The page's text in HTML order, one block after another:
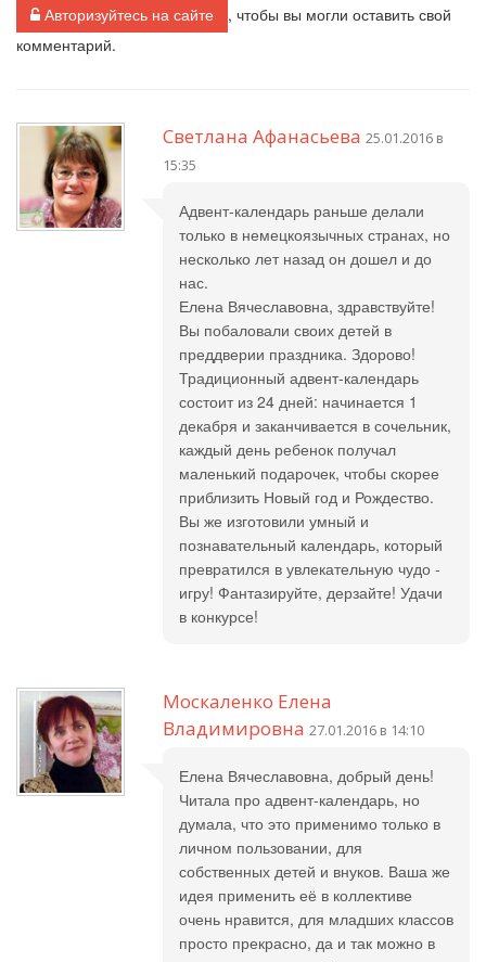
Авторизуйтесь на сайте
, чтобы вы могли оставить свой
комментарий.
Светлана Афанасьева 25.01.2016 в
15:35
Адвент-календарь раньше делали
только в немецкоязычных странах, но
несколько лет назад он дошел и до
нас.
Елена Вячеславовна, здравствуйте!
Вы побаловали своих детей в
преддверии праздника. Здорово!
Традиционный адвент-календарь
состоит из 24 дней: начинается 1
декабря и заканчивается в сочельник,
каждый день ребенок получал
маленький подарочек, чтобы скорее
приблизить Новый год и Рождество.
Вы же изготовили умный и
познавательный календарь, который
превратился в увлекательную чудо -
игру! Фантазируйте, дерзайте! Удачи
в конкурсе!
Москаленко Елена
Владимировна 27.01.2016 в 14:10
Елена Вячеславовна, добрый день!
Читала про адвент-календарь, но
думала, что это применимо только в
личном пользовании, для
собственных детей и внуков. Ваша же
идея применить её в коллективе
очень нравится, для младших классов
просто прекрасно, да и так можно в